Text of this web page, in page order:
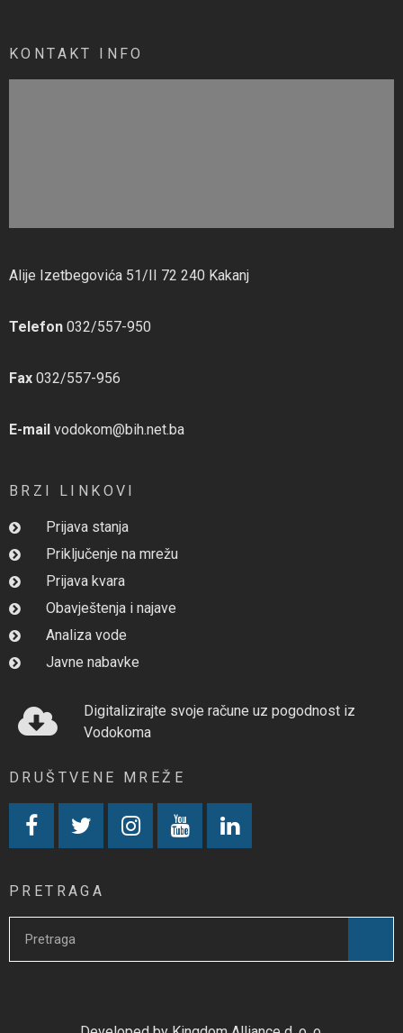
KONTAKT INFO
Alije Izetbegovića 51/II 72 240 Kakanj
Telefon 032/557-950
Fax 032/557-956
E-mail vodokom@bih.net.ba
BRZI LINKOVI
Prijava stanja
Priključenje na mrežu
Prijava kvara
Obavještenja i najave
Analiza vode
Javne nabavke
Digitalizirajte svoje račune uz pogodnost iz
Vodokoma
DRUŠTVENE MREŽE
PRETRAGA